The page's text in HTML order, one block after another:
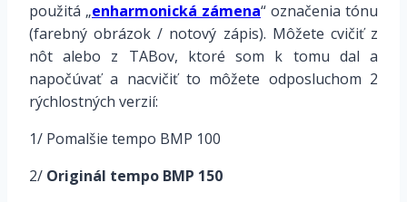
použitá „enharmonická zámena“ označenia tónu
(farebný obrázok / notový zápis). Môžete cvičiť z
nôt alebo z TABov, ktoré som k tomu dal a
napočúvať a nacvičiť to môžete odposluchom 2
rýchlostných verzií:
1/ Pomalšie tempo BMP 100
2/ Originál tempo BMP 150